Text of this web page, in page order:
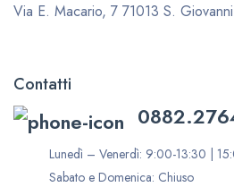
Via E. Macario, 7 71013 S.
Contatti
Lunedì – Venerdì: 9:00-13:30 |
Sabato e Domenica: Chiuso